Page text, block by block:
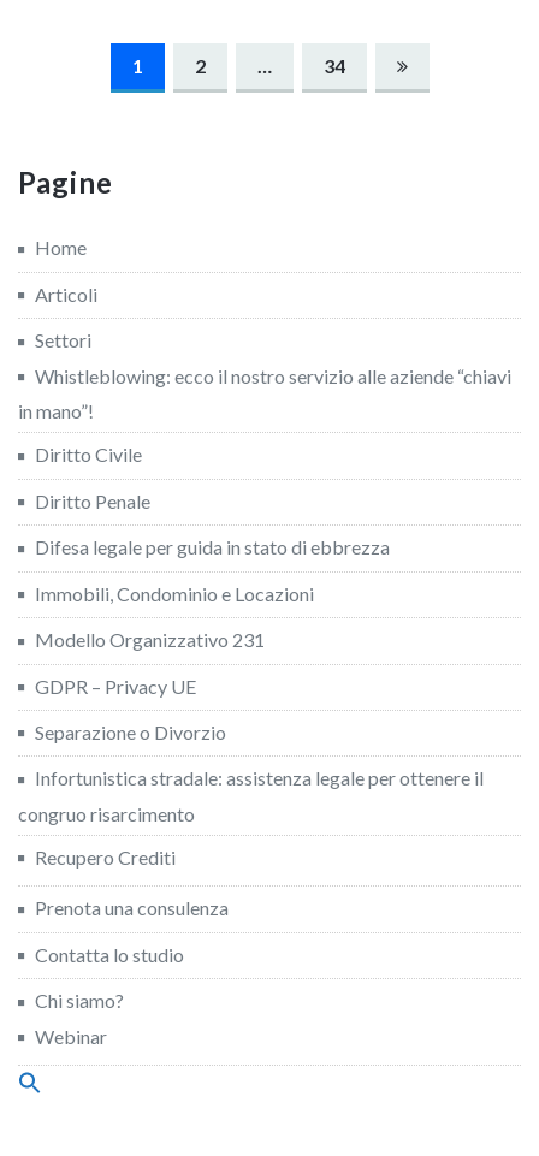
Navigazione
articoli
1 2 … 34
Pagine
Home
Articoli
Settori
Whistleblowing: ecco il nostro servizio alle aziende “chiavi
in mano”!
Diritto Civile
Diritto Penale
Difesa legale per guida in stato di ebbrezza
Immobili, Condominio e Locazioni
Modello Organizzativo 231
GDPR – Privacy UE
Separazione o Divorzio
Infortunistica stradale: assistenza legale per ottenere il
congruo risarcimento
Recupero Crediti
Prenota una consulenza
Contatta lo studio
Chi siamo?
Webinar
Search